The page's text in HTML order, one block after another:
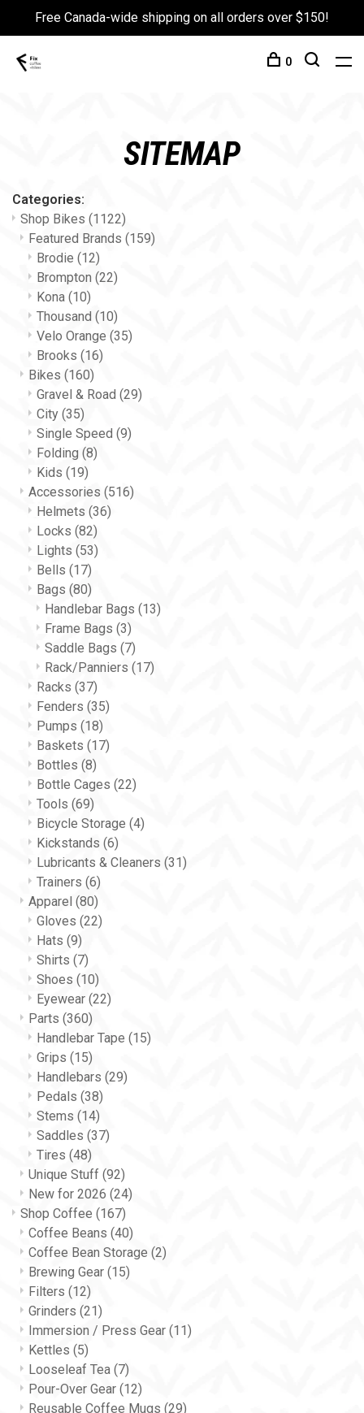
Free Canada-wide shipping on all orders over $150!
0
SITEMAP
Categories:
Shop Bikes (1122)
Featured Brands (159)
Brodie (12)
Brompton (22)
Kona (10)
Thousand (10)
Velo Orange (35)
Brooks (16)
Bikes (160)
Gravel & Road (29)
City (35)
Single Speed (9)
Folding (8)
Kids (19)
Accessories (516)
Helmets (36)
Locks (82)
Lights (53)
Bells (17)
Bags (80)
Handlebar Bags (13)
Frame Bags (3)
Saddle Bags (7)
Rack/Panniers (17)
Racks (37)
Fenders (35)
Pumps (18)
Baskets (17)
Bottles (8)
Bottle Cages (22)
Tools (69)
Bicycle Storage (4)
Kickstands (6)
Lubricants & Cleaners (31)
Trainers (6)
Apparel (80)
Gloves (22)
Hats (9)
Shirts (7)
Shoes (10)
Eyewear (22)
Parts (360)
Handlebar Tape (15)
Grips (15)
Handlebars (29)
Pedals (38)
Stems (14)
Saddles (37)
Tires (48)
Unique Stuff (92)
New for 2026 (24)
Shop Coffee (167)
Coffee Beans (40)
Coffee Bean Storage (2)
Brewing Gear (15)
Filters (12)
Grinders (21)
Immersion / Press Gear (11)
Kettles (5)
Looseleaf Tea (7)
Pour-Over Gear (12)
Reusable Coffee Mugs (29)